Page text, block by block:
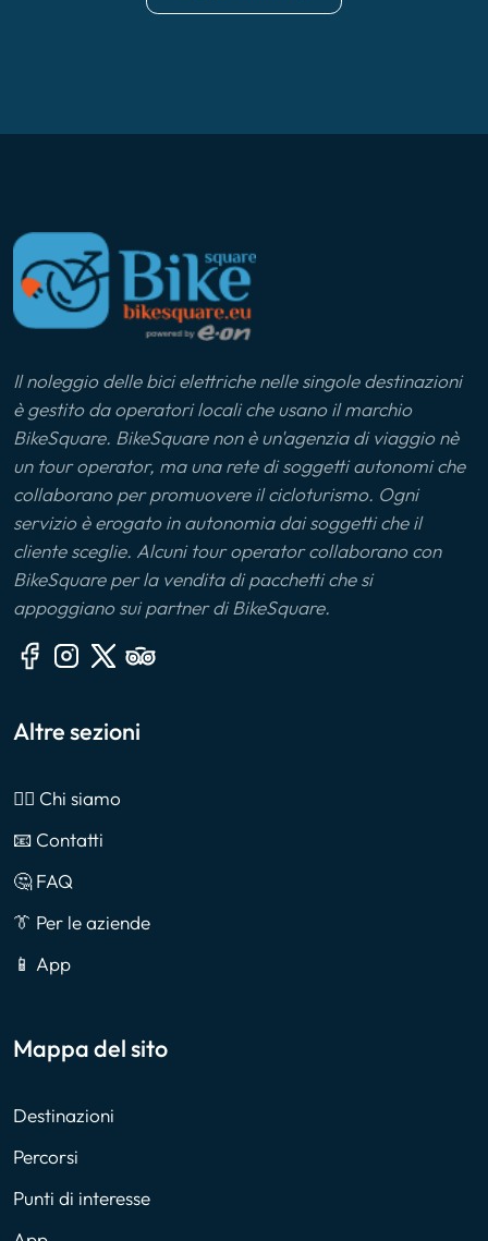
Il noleggio delle bici elettriche nelle singole destinazioni
è gestito da operatori locali che usano il marchio
BikeSquare. BikeSquare non è un'agenzia di viaggio nè
un tour operator, ma una rete di soggetti autonomi che
collaborano per promuovere il cicloturismo. Ogni
servizio è erogato in autonomia dai soggetti che il
cliente sceglie. Alcuni tour operator collaborano con
BikeSquare per la vendita di pacchetti che si
appoggiano sui partner di BikeSquare.
Altre sezioni
🙎‍♂️ Chi siamo
📧 Contatti
🤔 FAQ
👔 Per le aziende
📱 App
Mappa del sito
Destinazioni
Percorsi
Punti di interesse